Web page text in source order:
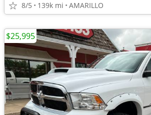
8/5 139k mi AMARILLO
$25,995